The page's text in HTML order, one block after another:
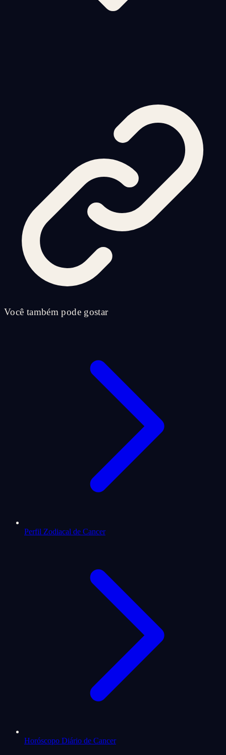
Você também pode gostar
Perfil Zodiacal de Cancer
Horóscopo Diário de Cancer